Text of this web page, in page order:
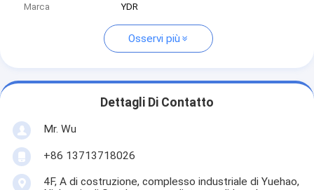
Marca
YDR
Osservi più
Dettagli Di Contatto
Mr. Wu
+86 13713718026
4F, A di costruzione, complesso industriale di Yuehao,